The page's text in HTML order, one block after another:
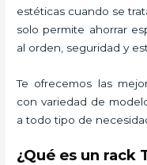
estéticas cuando se
solo permite ahorrar
al orden, seguridad y
Te ofrecemos las
con variedad de
a todo tipo de
¿Qué es un rack